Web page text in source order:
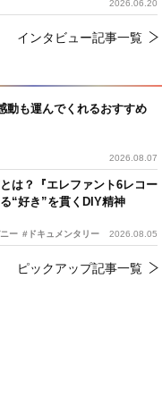
動も運んでくれるおすすめ
2026.08.07
は？『エレファント6レコー
“好き”を貫くDIY精神
ー #ドキュメンタリー 2026.08.05
ピックアップ記事一覧
2026.06.20
インタビュー記事一覧